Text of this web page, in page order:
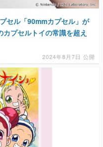
セル「90mmカプセル」が
プセルトイの常識を超え
2024年8月7日 公開